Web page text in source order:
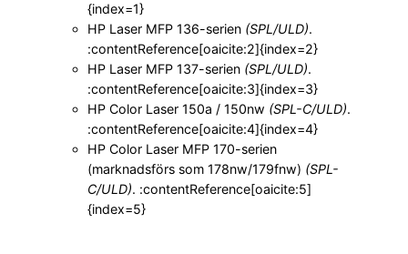
{index=1}
HP Laser MFP 136-serien (SPL/ULD).
:contentReference[oaicite:2]{index=2}
HP Laser MFP 137-serien (SPL/ULD).
:contentReference[oaicite:3]{index=3}
HP Color Laser 150a / 150nw (SPL-C/ULD).
:contentReference[oaicite:4]{index=4}
HP Color Laser MFP 170-serien
(marknadsförs som 178nw/179fnw) (SPL-
C/ULD). :contentReference[oaicite:5]
{index=5}